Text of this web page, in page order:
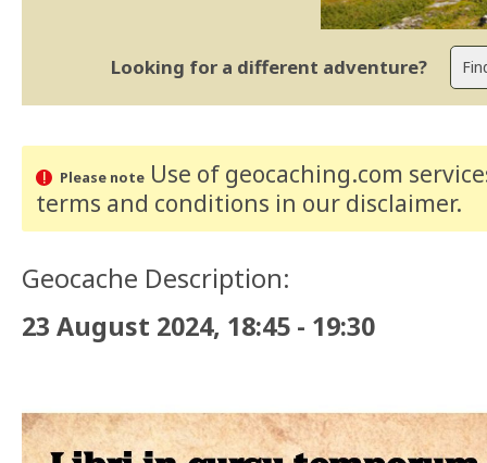
Looking for a different adventure?
Please noteUse of geocaching.com
terms and conditions in our disclaimer.
Geocache Description:
23 August 2024, 18:45 - 19:30